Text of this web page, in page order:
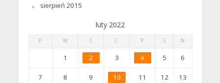
sierpień 2015
luty 2022
P W Ś C P S N
1 2 3 4 5 6
7 8 9 10 11 12 13